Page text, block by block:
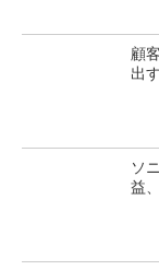
顧
出
ソ
益